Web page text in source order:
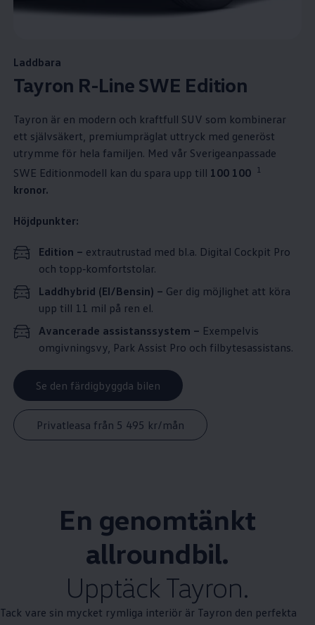
Laddbara
Tayron R-Line SWE Edition
Tayron är en modern och kraftfull SUV som kombinerar
ett självsäkert, premiumpräglat uttryck med generöst
utrymme för hela familjen. Med vår Sverigeanpassade
SWE Editionmodell kan du spara upp till 100 100⁠ 1
kronor.
Höjdpunkter:
Edition – extrautrustad med bl.a. Digital Cockpit Pro
och topp‑komfortstolar.
Laddhybrid (El/Bensin) – Ger dig möjlighet att köra
upp till 11 mil på ren el.
Avancerade assistanssystem – Exempelvis
omgivningsvy, Park Assist Pro och filbytesassistans.
Se den färdigbyggda bilen
Privatleasa från 5 495 kr/mån
En genomtänkt
allroundbil.
Upptäck Tayron.
Tack vare sin mycket rymliga interiör är Tayron den perfekta